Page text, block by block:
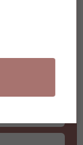
begint op